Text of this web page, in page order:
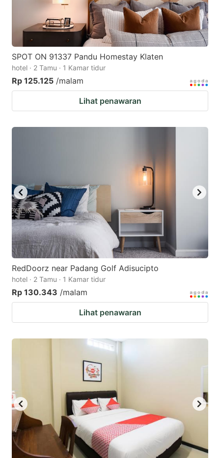
SPOT ON 91337 Pandu Homestay Klaten
hotel · 2 Tamu · 1 Kamar tidur
Rp 125.125 /malam
Lihat penawaran
RedDoorz near Padang Golf Adisucipto
hotel · 2 Tamu · 1 Kamar tidur
Rp 130.343 /malam
Lihat penawaran